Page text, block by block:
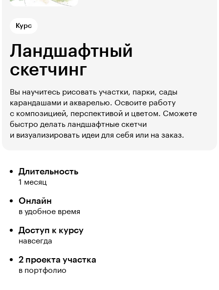
Курс
Ландшафтный
скетчинг
Вы научитесь рисовать участки, парки, сады
карандашами и акварелью. Освоите работу
с композицией, перспективой и цветом. Сможете
быстро делать ландшафтные скетчи
и визуализировать идеи для себя или на заказ.
Длительность
1 месяц
Онлайн
в удобное время
Доступ к курсу
навсегда
2 проекта участка
в портфолио